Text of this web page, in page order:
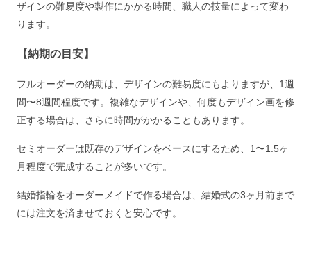
ザインの難易度や製作にかかる時間、職人の技量によって変わ
ります。
【納期の目安】
フルオーダーの納期は、デザインの難易度にもよりますが、1週
間〜8週間程度です。複雑なデザインや、何度もデザイン画を修
正する場合は、さらに時間がかかることもあります。
セミオーダーは既存のデザインをベースにするため、1〜1.5ヶ
月程度で完成することが多いです。
結婚指輪をオーダーメイドで作る場合は、結婚式の3ヶ月前まで
には注文を済ませておくと安心です。